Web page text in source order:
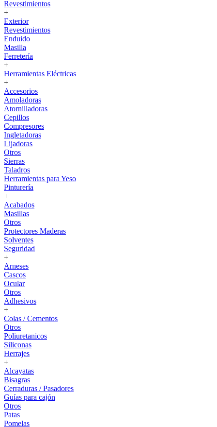
Revestimientos
+
Exterior
Revestimientos
Enduido
Masilla
Ferretería
+
Herramientas Eléctricas
+
Accesorios
Amoladoras
Atornilladoras
Cepillos
Compresores
Ingletadoras
Lijadoras
Otros
Sierras
Taladros
Herramientas para Yeso
Pinturería
+
Acabados
Masillas
Otros
Protectores Maderas
Solventes
Seguridad
+
Arneses
Cascos
Ocular
Otros
Adhesivos
+
Colas / Cementos
Otros
Poliuretanicos
Siliconas
Herrajes
+
Alcayatas
Bisagras
Cerraduras / Pasadores
Guías para cajón
Otros
Patas
Pomelas